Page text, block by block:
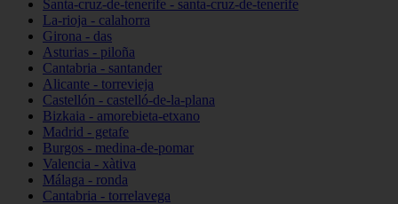
Santa-cruz-de-tenerife - santa-cruz-de-tenerife
La-rioja - calahorra
Girona - das
Asturias - piloña
Cantabria - santander
Alicante - torrevieja
Castellón - castelló-de-la-plana
Bizkaia - amorebieta-etxano
Madrid - getafe
Burgos - medina-de-pomar
Valencia - xàtiva
Málaga - ronda
Cantabria - torrelavega